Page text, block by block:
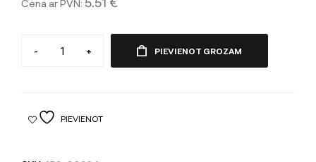
Cena ar PVN:
- + PIEVIENOT GROZAM
PIEVIENOT